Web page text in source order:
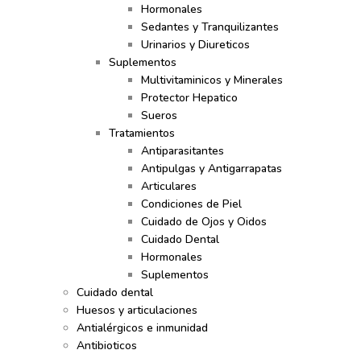
Hormonales
Sedantes y Tranquilizantes
Urinarios y Diureticos
Suplementos
Multivitaminicos y Minerales
Protector Hepatico
Sueros
Tratamientos
Antiparasitantes
Antipulgas y Antigarrapatas
Articulares
Condiciones de Piel
Cuidado de Ojos y Oidos
Cuidado Dental
Hormonales
Suplementos
Cuidado dental
Huesos y articulaciones
Antialérgicos e inmunidad
Antibioticos